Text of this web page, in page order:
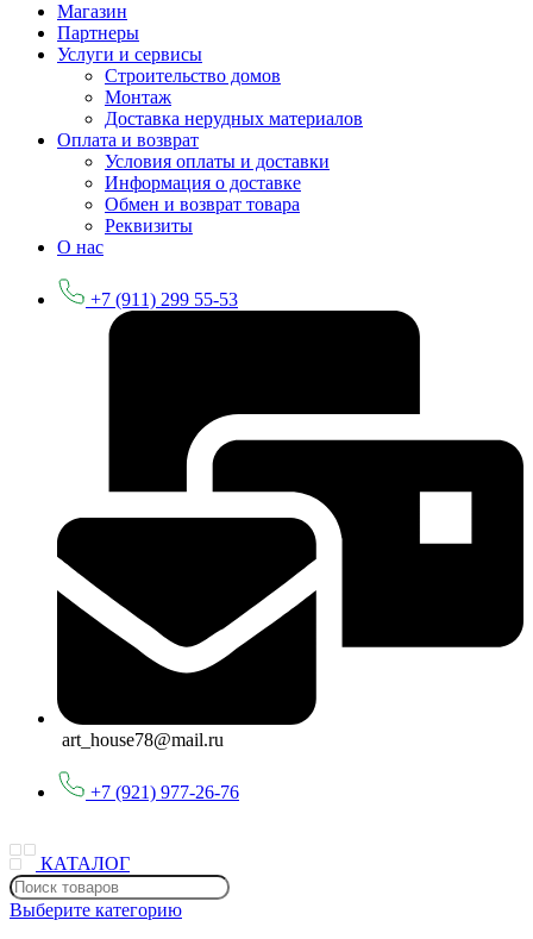
Магазин
Партнеры
Услуги и сервисы
Строительство домов
Монтаж
Доставка нерудных материалов
Оплата и возврат
Условия оплаты и доставки
Информация о доставке
Обмен и возврат товара
Реквизиты
О нас
+7 (911) 299 55-53
art_house78@mail.ru
+7 (921) 977-26-76
КАТАЛОГ
Выберите категорию